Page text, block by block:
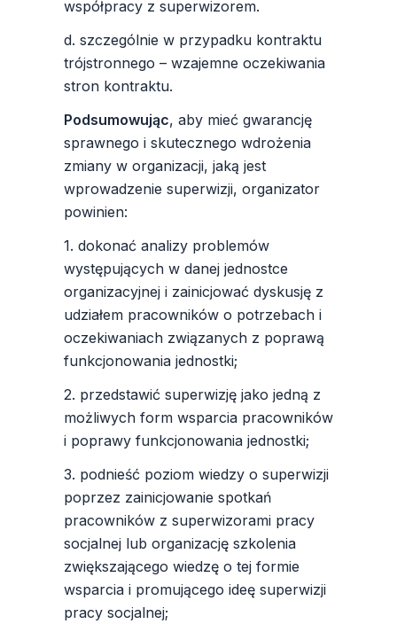
współpracy z superwizorem.
d. szczególnie w przypadku kontraktu
trójstronnego – wzajemne oczekiwania
stron kontraktu.
Podsumowując, aby mieć gwarancję
sprawnego i skutecznego wdrożenia
zmiany w organizacji, jaką jest
wprowadzenie superwizji, organizator
powinien:
1. dokonać analizy problemów
występujących w danej jednostce
organizacyjnej i zainicjować dyskusję z
udziałem pracowników o potrzebach i
oczekiwaniach związanych z poprawą
funkcjonowania jednostki;
2. przedstawić superwizję jako jedną z
możliwych form wsparcia pracowników
i poprawy funkcjonowania jednostki;
3. podnieść poziom wiedzy o superwizji
poprzez zainicjowanie spotkań
pracowników z superwizorami pracy
socjalnej lub organizację szkolenia
zwiększającego wiedzę o tej formie
wsparcia i promującego ideę superwizji
pracy socjalnej;